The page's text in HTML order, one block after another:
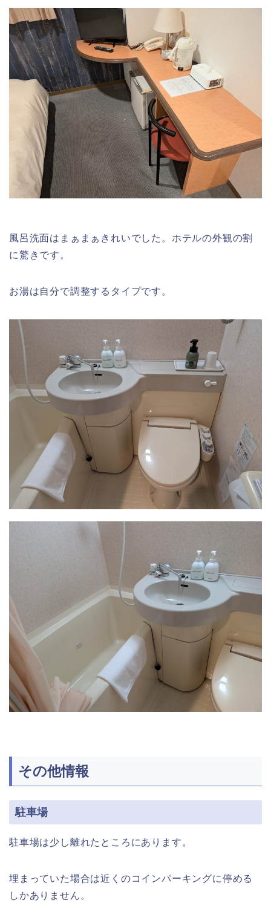
風呂洗面はまぁまぁきれいでした。ホテルの外観の割
に驚きです。
お湯は自分で調整するタイプです。
その他情報
駐車場
駐車場は少し離れたところにあります。
埋まっていた場合は近くのコインパーキングに停める
しかありません。